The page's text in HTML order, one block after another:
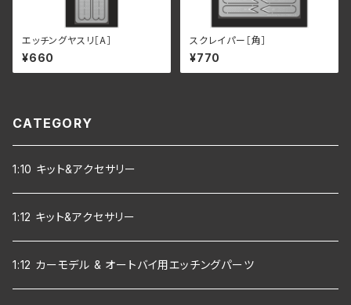
エッチングヤスリ［A］
¥660
スクレイパー［角］
¥770
CATEGORY
1:10 キット&アクセサリー
1:12 キット&アクセサリー
1:12 カーモデル & オートバイ用エッチングパーツ